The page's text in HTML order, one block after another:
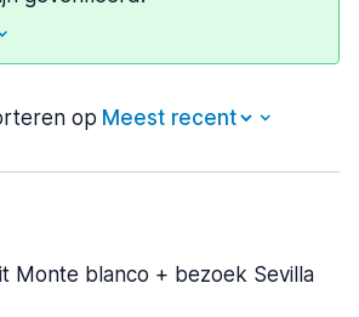
op
Monte blanco + bezoek Sevilla